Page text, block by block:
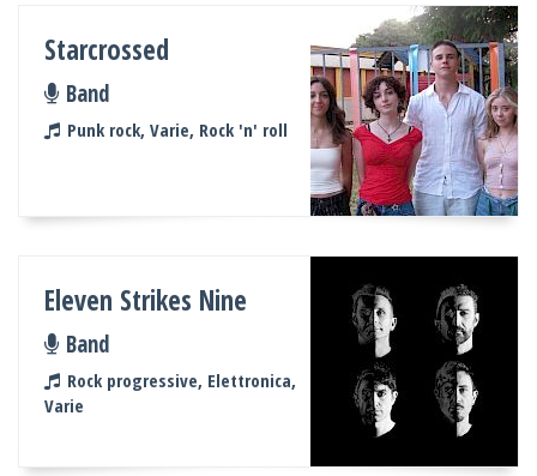
Starcrossed
Band
Punk rock, Varie, Rock 'n' roll
Eleven Strikes Nine
Band
Rock progressive, Elettronica,
Varie